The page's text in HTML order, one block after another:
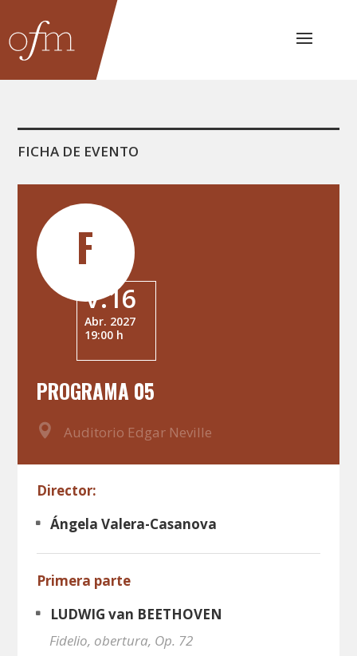
FICHA DE EVENTO
PROGRAMA 05
Auditorio Edgar Neville
V.16
Abr. 2027
19:00 h
Director:
Ángela Valera-Casanova
Primera parte
LUDWIG van BEETHOVEN
Fidelio, obertura, Op. 72